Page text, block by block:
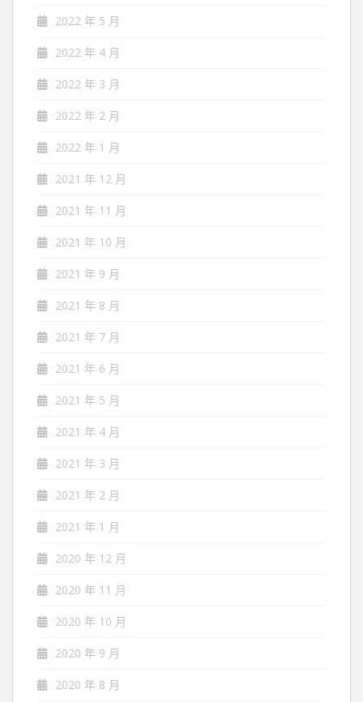
2022 年 5 月
2022 年 4 月
2022 年 3 月
2022 年 2 月
2022 年 1 月
2021 年 12 月
2021 年 11 月
2021 年 10 月
2021 年 9 月
2021 年 8 月
2021 年 7 月
2021 年 6 月
2021 年 5 月
2021 年 4 月
2021 年 3 月
2021 年 2 月
2021 年 1 月
2020 年 12 月
2020 年 11 月
2020 年 10 月
2020 年 9 月
2020 年 8 月